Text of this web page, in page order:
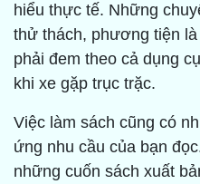
hiểu thực tế. Những
thử thách, phương tiện
phải đem theo cả dụng
khi xe gặp trục trặc.
Việc làm sách cũng có
ứng nhu cầu của bạn
những cuốn sách xuất